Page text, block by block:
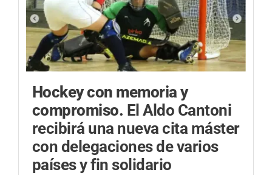
Hockey con memoria y
compromiso. El Aldo Cantoni
recibirá una nueva cita máster
con delegaciones de varios
países y fin solidario